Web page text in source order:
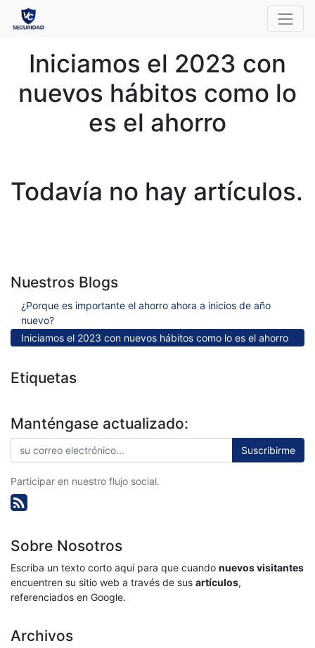
Iniciamos el 2023 con
nuevos hábitos como lo
es el ahorro
Todavía no hay artículos.
Nuestros Blogs
¿Porque es importante el ahorro ahora a inicios de año
nuevo?
Iniciamos el 2023 con nuevos hábitos como lo es el ahorro
Etiquetas
Manténgase actualizado:
Suscribirme
Participar en nuestro flujo social.
Sobre Nosotros
Escriba un texto corto aquí para que cuando nuevos visitantes
encuentren su sitio web a través de sus artículos,
referenciados en Google.
Archivos